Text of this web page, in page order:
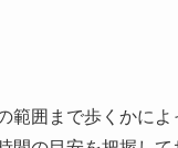
囲まで歩くかに